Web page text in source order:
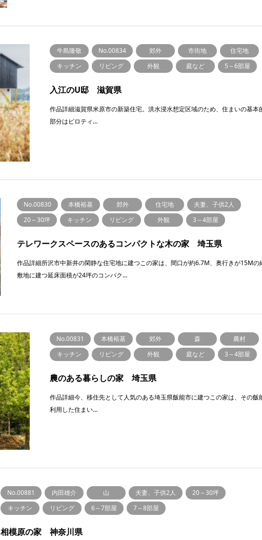
牛島隆敬 No.00834 郊外 市街地
住宅地
キッチン
リビング 外観 庭など 5～6部屋
入江のU邸 滋賀県
作品詳細滋賀県米原市の新築住宅。洪水浸水想定区域のため、住まいの基
部分はピロティ…
No.00830 本橋裕基 郊外 住宅地
夫妻、子供2人
20～30坪
キッチン リビング 外観 3～4部屋
テレワークスペースのあるコンパクトな木の家 埼玉県
作品詳細所沢市中新井の閑静な住宅地に建つこの家は、間口が約6.7M、奥行きが15Mの
敷地に建つ延床面積が24坪のコンパク…
No.00831 本橋裕基 郊外 森
農村
キッチン
リビング 外観 庭など 3～4部屋
農のある暮らしの家 埼玉県
作品詳細今、移住先として人気のある埼玉県飯能市に建つこの家は、その
利用した住まい…
No.00881 内田雄介 山 夫妻、子供2人
20～30坪
キッチン
リビング 6～7部屋 7～8部屋
相模原の家 神奈川県